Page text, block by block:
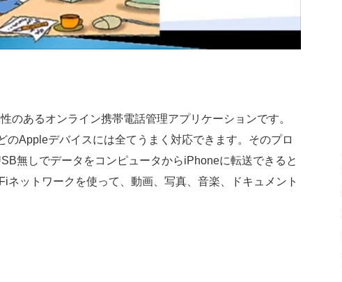
のあるオンライン携帯電話管理アプリケーションです。
のAppleデバイスには全てうまく対応できます。そのプロ
無しでデータをコンピュータからiPhoneに転送できると
ネットワークを使って、動画、写真、音楽、ドキュメント